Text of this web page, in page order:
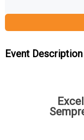
Event Description